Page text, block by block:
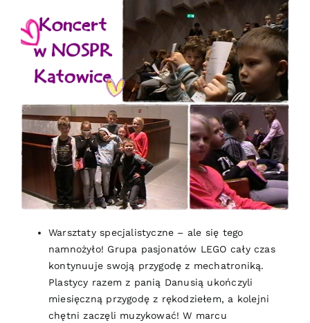
Warsztaty specjalistyczne – ale się tego
namnożyło! Grupa pasjonatów LEGO cały czas
kontynuuje swoją przygodę z mechatroniką.
Plastycy razem z panią Danusią ukończyli
miesięczną przygodę z rękodziełem, a kolejni
chętni zaczęli muzykować! W marcu